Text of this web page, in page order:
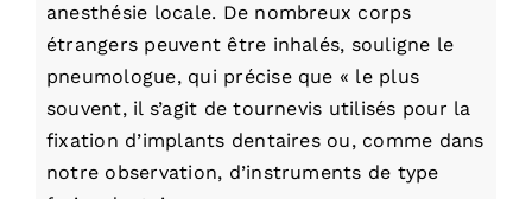
anesthésie locale. De nombreux corps
étrangers peuvent être inhalés, souligne le
pneumologue, qui précise que « le plus
souvent, il s’agit de tournevis utilisés pour la
fixation d’implants dentaires ou, comme dans
notre observation, d’instruments de type